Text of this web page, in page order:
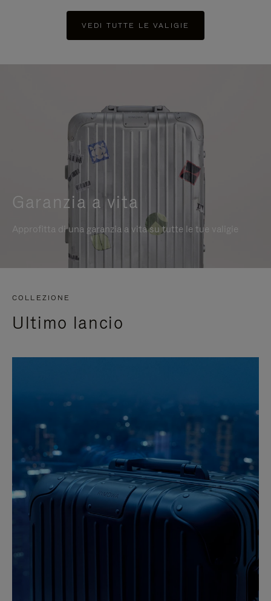
VEDI TUTTE LE VALIGIE
Garanzia a vita
Approfitta di una garanzia a vita su tutte le tue valigie
COLLEZIONE
Ultimo lancio